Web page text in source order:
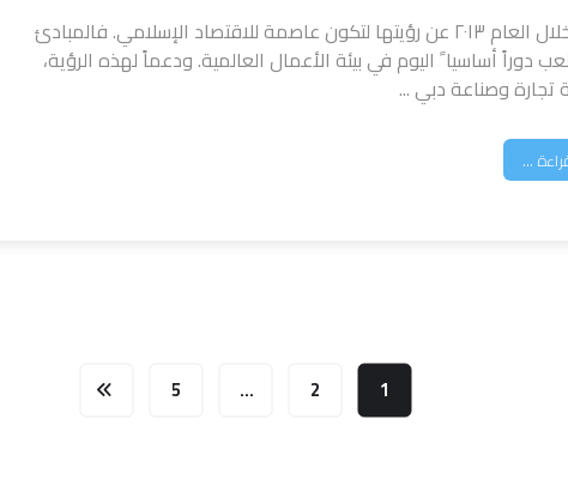
أعلنت دبي خلال العام ٢٠١٣ عن رؤيتها لتكون عاصمة للاقتصاد الإسلامي. فالمبادئ
دوراً أساسيا ً اليوم في بيئة الأعمال العالمية. ودعماً لهذه الرؤية،
وصناعة دبي ...
...
1
2
…
5